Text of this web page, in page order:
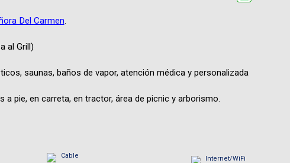
Del Carmen.
al Grill)
saunas, baños de vapor, atención médica y personalizada
pie, en carreta, en tractor, área de picnic y arborismo.
Cable
Internet/WiFi